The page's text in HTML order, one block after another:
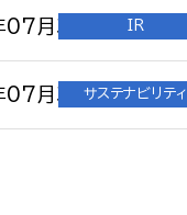
月31日 IR
月31日サステナビリティ